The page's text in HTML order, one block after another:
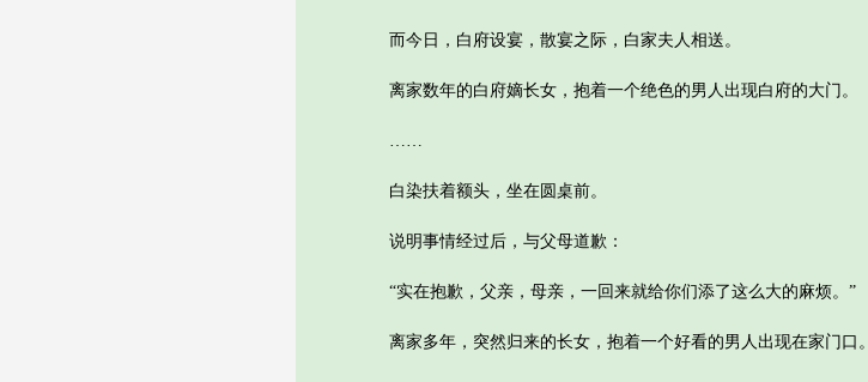
而今日，白府设宴，散宴之际，白家夫人相送。
离家数年的白府嫡长女，抱着一个绝色的男人出现白府的大门。
……
白染扶着额头，坐在圆桌前。
说明事情经过后，与父母道歉：
“实在抱歉，父亲，母亲，一回来就给你们添了这么大的麻烦。”
离家多年，突然归来的长女，抱着一个好看的男人出现在家门口。